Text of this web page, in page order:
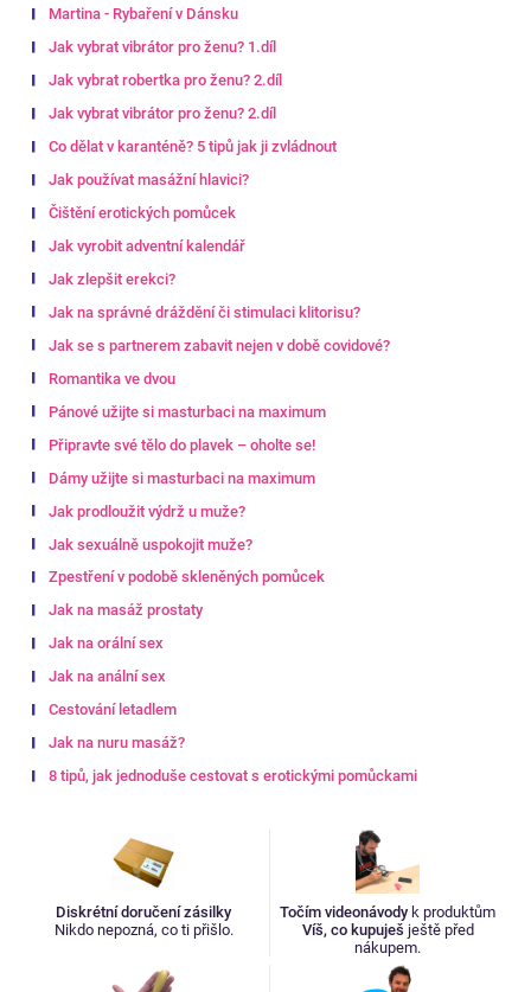
Martina - Rybaření v Dánsku
Jak vybrat vibrátor pro ženu? 1.díl
Jak vybrat robertka pro ženu? 2.díl
Jak vybrat vibrátor pro ženu? 2.díl
Co dělat v karanténě? 5 tipů jak ji zvládnout
Jak používat masážní hlavici?
Čištění erotických pomůcek
Jak vyrobit adventní kalendář
Jak zlepšit erekci?
Jak na správné dráždění či stimulaci klitorisu?
Jak se s partnerem zabavit nejen v době covidové?
Romantika ve dvou
Pánové užijte si masturbaci na maximum
Připravte své tělo do plavek – oholte se!
Dámy užijte si masturbaci na maximum
Jak prodloužit výdrž u muže?
Jak sexuálně uspokojit muže?
Zpestření v podobě skleněných pomůcek
Jak na masáž prostaty
Jak na orální sex
Jak na anální sex
Cestování letadlem
Jak na nuru masáž?
8 tipů, jak jednoduše cestovat s erotickými pomůckami
Diskrétní doručení zásilky
Nikdo nepozná, co ti přišlo.
Točím videonávody k produktům
Víš, co kupuješ ještě před
nákupem.